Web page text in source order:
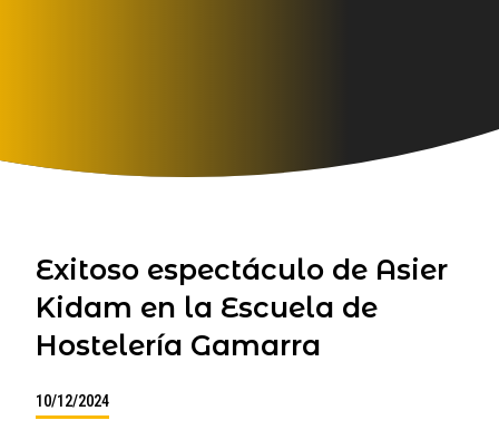
Exitoso espectáculo de Asier
Kidam en la Escuela de
Hostelería Gamarra
10/12/2024